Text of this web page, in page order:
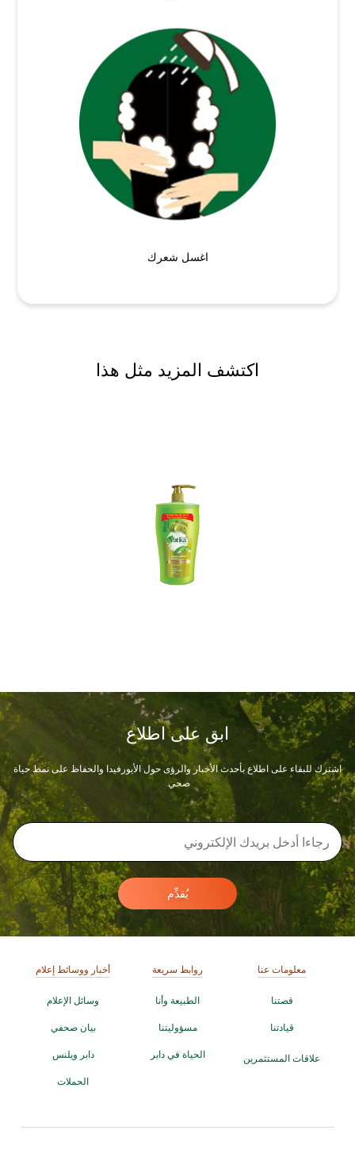
اغسل شعرك
اكتشف المزيد مثل هذا
ابق على اطلاع
اشترك للبقاء على اطلاع بأحدث الأخبار والرؤى حول الأيورفيدا والحفاظ على نمط حياة
صحي.
يُقدِّم
معلومات عنا
قصتنا
قيادتنا
علاقات المستثمرين
روابط سريعة
الطبيعة وأنا
مسؤوليتنا
الحياة في دابر
أخبار ووسائط إعلام
وسائل الإعلام
بيان صحفي
دابر ويلنس
الحملات